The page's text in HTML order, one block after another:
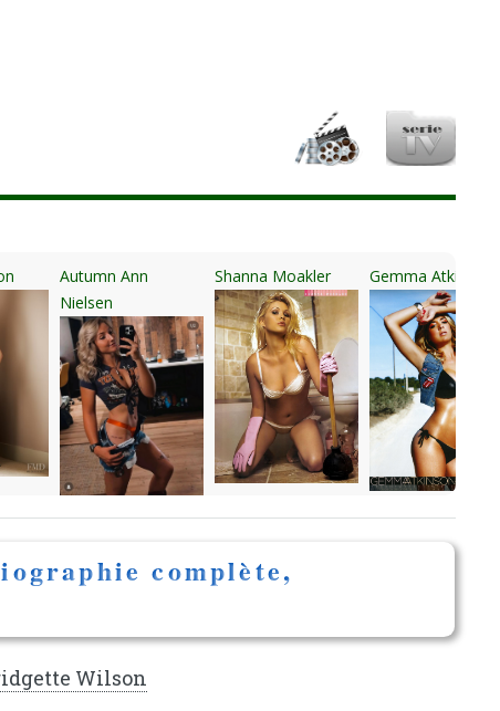
Autumn Ann
Nielsen
Shanna Moakler Gemma Atkinson
complète,
Wilson